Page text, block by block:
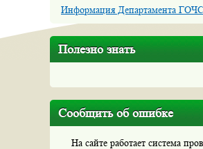
Информация Департамента
Полезно знать
Сообщить об ошибке
На сайте работает система